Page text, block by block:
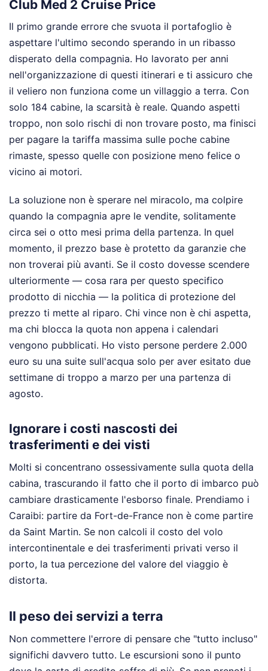
Club Med 2 Cruise Price
Il primo grande errore che svuota il portafoglio è
aspettare l'ultimo secondo sperando in un ribasso
disperato della compagnia. Ho lavorato per anni
nell'organizzazione di questi itinerari e ti assicuro che
il veliero non funziona come un villaggio a terra. Con
solo 184 cabine, la scarsità è reale. Quando aspetti
troppo, non solo rischi di non trovare posto, ma finisci
per pagare la tariffa massima sulle poche cabine
rimaste, spesso quelle con posizione meno felice o
vicino ai motori.
La soluzione non è sperare nel miracolo, ma colpire
quando la compagnia apre le vendite, solitamente
circa sei o otto mesi prima della partenza. In quel
momento, il prezzo base è protetto da garanzie che
non troverai più avanti. Se il costo dovesse scendere
ulteriormente — cosa rara per questo specifico
prodotto di nicchia — la politica di protezione del
prezzo ti mette al riparo. Chi vince non è chi aspetta,
ma chi blocca la quota non appena i calendari
vengono pubblicati. Ho visto persone perdere 2.000
euro su una suite sull'acqua solo per aver esitato due
settimane di troppo a marzo per una partenza di
agosto.
Ignorare i costi nascosti dei
trasferimenti e dei visti
Molti si concentrano ossessivamente sulla quota della
cabina, trascurando il fatto che il porto di imbarco può
cambiare drasticamente l'esborso finale. Prendiamo i
Caraibi: partire da Fort-de-France non è come partire
da Saint Martin. Se non calcoli il costo del volo
intercontinentale e dei trasferimenti privati verso il
porto, la tua percezione del valore del viaggio è
distorta.
Il peso dei servizi a terra
Non commettere l'errore di pensare che "tutto incluso"
significhi davvero tutto. Le escursioni sono il punto